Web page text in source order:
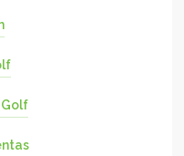
Golf